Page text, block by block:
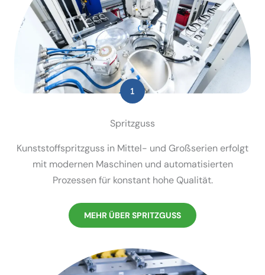
Spritzguss
Kunst­stoff­spritzguss in Mittel- und Großserien erfolgt
mit modernen Maschinen und automa­ti­sierten
Prozessen für konstant hohe Qualität.
MEHR ÜBER SPRITZGUSS